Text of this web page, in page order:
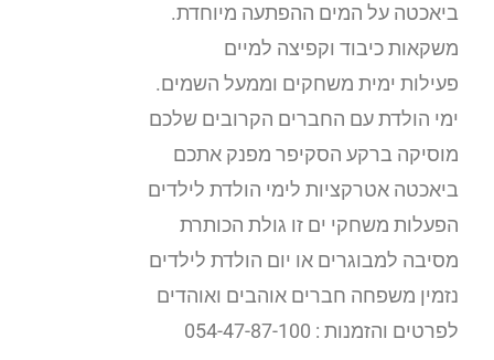
ביאכטה על המים ההפתעה מיוחדת.
משקאות כיבוד וקפיצה למיים
פעילות ימית משחקים וממעל השמים.
ימי הולדת עם החברים הקרובים שלכם
מוסיקה ברקע הסקיפר מפנק אתכם
ביאכטה אטרקציות לימי הולדת לילדים
הפעלות משחקי ים זו גולת הכותרת
מסיבה למבוגרים או יום הולדת לילדים
נזמין משפחה חברים אוהבים ואוהדים
לפרטים והזמנות : 054-47-87-100